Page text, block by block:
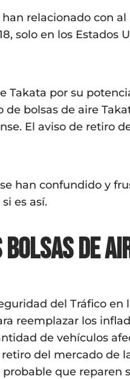
relacionado con
solo en los Estados
Takata por su
bolsas de aire
El aviso de retiro
han confundido y
es así.
de
del Tráfico en
reemplazar los
de vehículos
del mercado de
que reparen